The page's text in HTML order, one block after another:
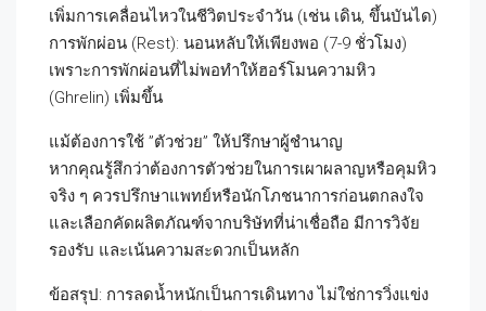
เพิ่มการเคลื่อนไหวในชีวิตประจำวัน (เช่น เดิน, ขึ้นบันได)
การพักผ่อน (Rest): นอนหลับให้เพียงพอ (7-9 ชั่วโมง)
เพราะการพักผ่อนที่ไม่พอทำให้ฮอร์โมนความหิว
(Ghrelin) เพิ่มขึ้น
แม้ต้องการใช้ ”ตัวช่วย” ให้ปรึกษาผู้ชำนาญ
หากคุณรู้สึกว่าต้องการตัวช่วยในการเผาผลาญหรือคุมหิว
จริง ๆ ควรปรึกษาแพทย์หรือนักโภชนาการก่อนตกลงใจ
และเลือกคัดผลิตภัณฑ์จากบริษัทที่น่าเชื่อถือ มีการวิจัย
รองรับ และเน้นความสะดวกเป็นหลัก
ข้อสรุป: การลดน้ำหนักเป็นการเดินทาง ไม่ใช่การวิ่งแข่ง